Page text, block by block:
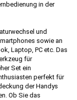
in der
und
sowie an
Laptop, PC etc. Das
für
Set ein
perfekt für
der Handys
Ob Sie das